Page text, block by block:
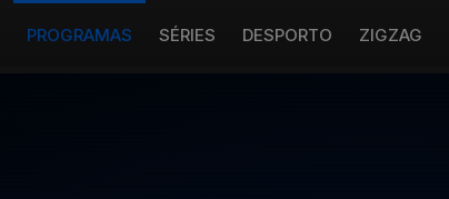
PROGRAMAS SÉRIES DESPORTO ZIGZAG